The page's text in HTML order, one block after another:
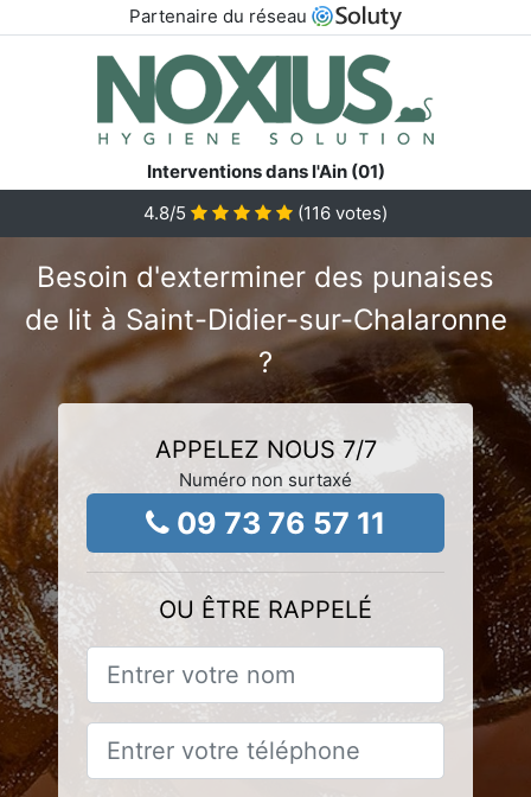
Partenaire du réseau
Interventions dans l'Ain (01)
4.8/5 (116 votes)
Besoin d'exterminer des punaises
de lit à Saint-Didier-sur-Chalaronne
?
APPELEZ NOUS 7/7
Numéro non surtaxé
09 73 76 57 11
OU ÊTRE RAPPELÉ